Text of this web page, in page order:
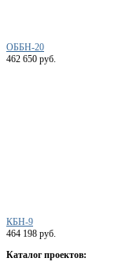
ОББН-20
462 650 руб.
КБН-9
464 198 руб.
Каталог проектов: